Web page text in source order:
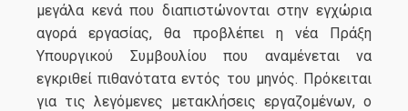
μεγάλα κενά που διαπιστώνονται στην εγχώρια
αγορά εργασίας, θα προβλέπει η νέα Πράξη
Υπουργικού Συμβουλίου που αναμένεται να
εγκριθεί πιθανότατα εντός του μηνός. Πρόκειται
για τις λεγόμενες μετακλήσεις εργαζομένων, ο